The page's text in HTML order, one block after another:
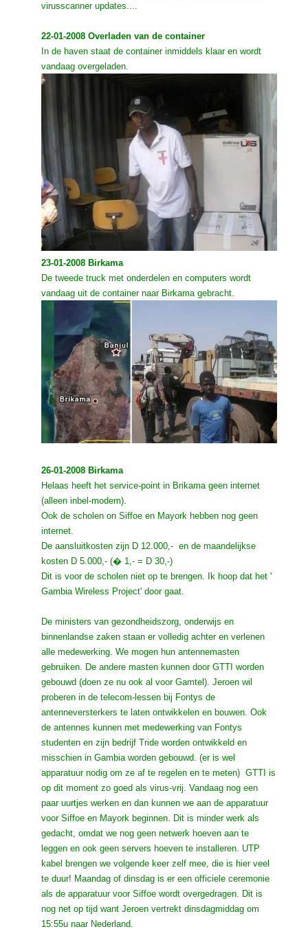
virusscanner updates....
22-01-2008 Overladen van de container
In de haven staat de container inmiddels klaar en wordt
vandaag overgeladen.
23-01-2008 Birkama
De tweede truck met onderdelen en computers wordt
vandaag uit de container naar Birkama gebracht.
26-01-2008 Birkama
Helaas heeft het service-point in Brikama geen internet
(alleen inbel-modem).
Ook de scholen on Siffoe en Mayork hebben nog geen
internet.
De aansluitkosten zijn D 12.000,- en de maandelijkse
kosten D 5.000,- (� 1,- = D 30,-)
Dit is voor de scholen niet op te brengen. Ik hoop dat het '
Gambia Wireless Project' door gaat.
De ministers van gezondheidszorg, onderwijs en
binnenlandse zaken staan er volledig achter en verlenen
alle medewerking. We mogen hun antennemasten
gebruiken. De andere masten kunnen door GTTI worden
gebouwd (doen ze nu ook al voor Gamtel). Jeroen wil
proberen in de telecom-lessen bij Fontys de
antenneversterkers te laten ontwikkelen en bouwen. Ook
de antennes kunnen met medewerking van Fontys
studenten en zijn bedrijf Tride worden ontwikkeld en
misschien in Gambia worden gebouwd. (er is wel
apparatuur nodig om ze af te regelen en te meten) GTTI is
op dit moment zo goed als virus-vrij. Vandaag nog een
paar uurtjes werken en dan kunnen we aan de apparatuur
voor Siffoe en Mayork beginnen. Dit is minder werk als
gedacht, omdat we nog geen netwerk hoeven aan te
leggen en ook geen servers hoeven te installeren. UTP
kabel brengen we volgende keer zelf mee, die is hier veel
te duur! Maandag of dinsdag is er een officiele ceremonie
als de apparatuur voor Siffoe wordt overgedragen. Dit is
nog net op tijd want Jeroen vertrekt dinsdagmiddag om
15:55u naar Nederland.